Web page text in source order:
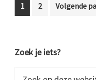
Pagina
1 Pagina
2
Ga
Volgende
Primaire
Sidebar
Zoek je iets?